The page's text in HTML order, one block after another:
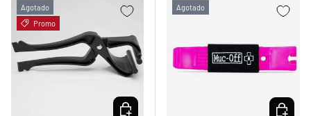
Agotado
Promo
ELEGIR OPCIONES
Agotado
ELEGIR